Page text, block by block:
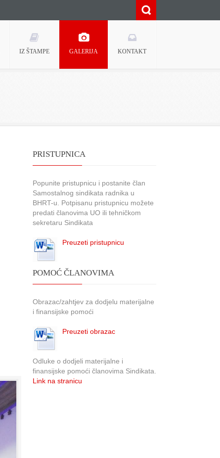
IZ ŠTAMPE GALERIJA KONTAKT
PRISTUPNICA
Popunite pristupnicu i postanite član
Samostalnog sindikata radnika u
BHRT-u. Potpisanu pristupnicu možete
predati članovima UO ili tehničkom
sekretaru Sindikata
Preuzeti pristupnicu
POMOĆ ČLANOVIMA
Obrazac/zahtjev za dodjelu materijalne
i finansijske pomoći
Preuzeti obrazac
Odluke o dodjeli materijalne i
finansijske pomoći članovima Sindikata.
Link na stranicu